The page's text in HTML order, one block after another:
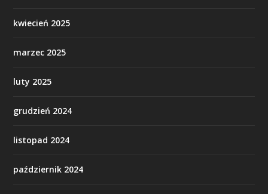
kwiecień 2025
marzec 2025
luty 2025
grudzień 2024
listopad 2024
październik 2024